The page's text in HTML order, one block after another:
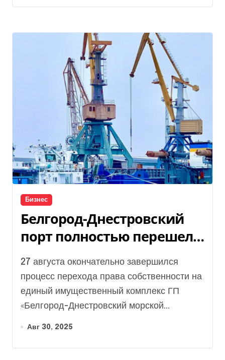
Бизнес
Белгород-Днестровский
порт полностью перешел в
частную собственность
27 августа окончательно завершился
процесс перехода права собственности на
единый имущественный комплекс ГП
«Белгород-Днестровский морской...
Авг 30, 2025